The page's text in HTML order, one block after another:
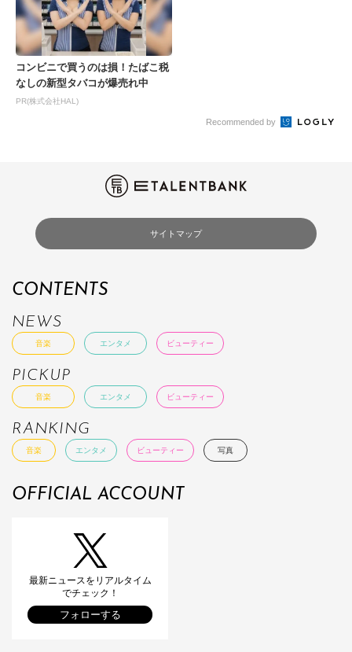
コンビニで買うのは損！たばこ税
なしの新型タバコが爆売れ中
PR(株式会社HAL)
Recommended by
サイトマップ
CONTENTS
NEWS
音楽 エンタメ ビューティー
PICKUP
音楽 エンタメ ビューティー
RANKING
音楽 エンタメ ビューティー 写真
OFFICIAL ACCOUNT
最新ニュースをリアルタイム
でチェック！
フォローする